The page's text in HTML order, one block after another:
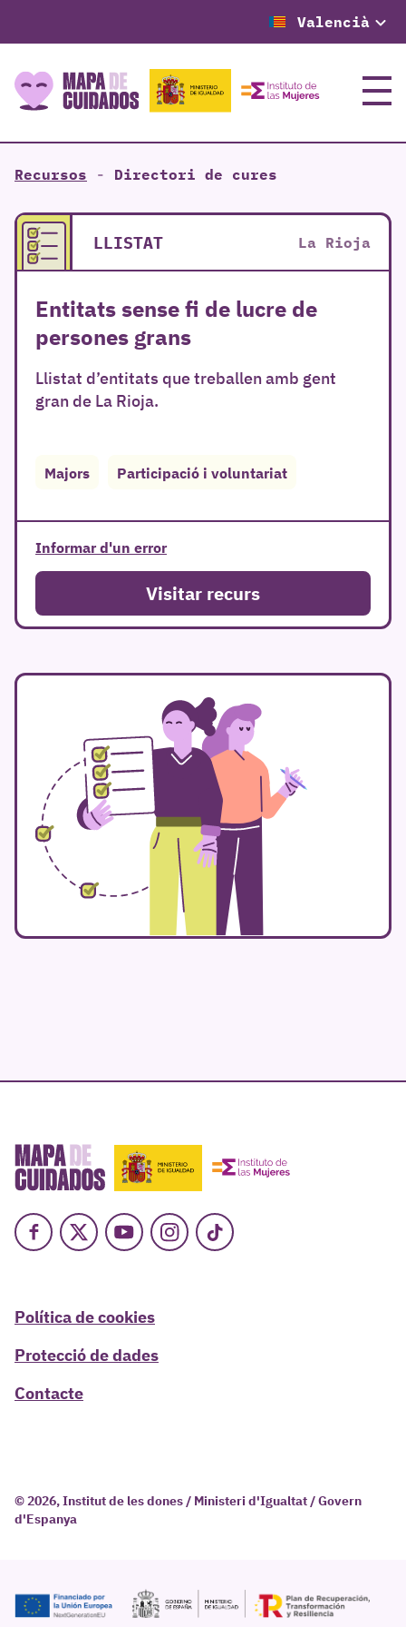
Valencià
Menú
Recursos - Directori de cures
LLISTAT La Rioja
Entitats sense fi de lucre de
persones grans
Llistat d’entitats que treballen amb gent
gran de La Rioja.
Majors Participació i voluntariat
Informar d'un error
Visitar recurs
Facebook
X YoutubeInstagram
TikTok
Política de cookies
Protecció de dades
Contacte
© 2026, Institut de les dones / Ministeri d'Igualtat / Govern
d'Espanya